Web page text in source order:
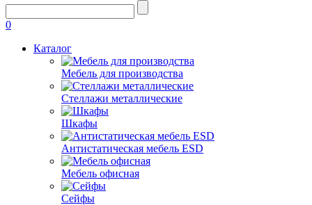
0
Каталог
Мебель для производства
Стеллажи металлические
Шкафы
Антистатическая мебель ESD
Мебель офисная
Сейфы